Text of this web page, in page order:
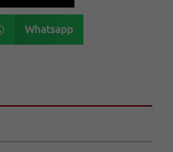
Whatsapp